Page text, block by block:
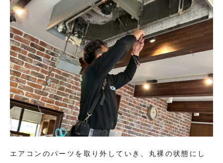
エアコンのパーツを取り外していき、丸裸の状態にし